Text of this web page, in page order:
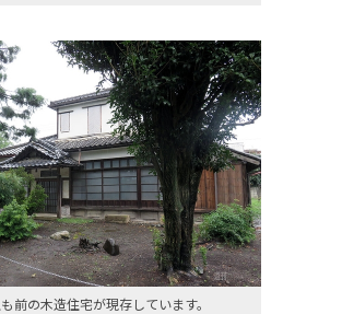
前の木造住宅が現存しています。